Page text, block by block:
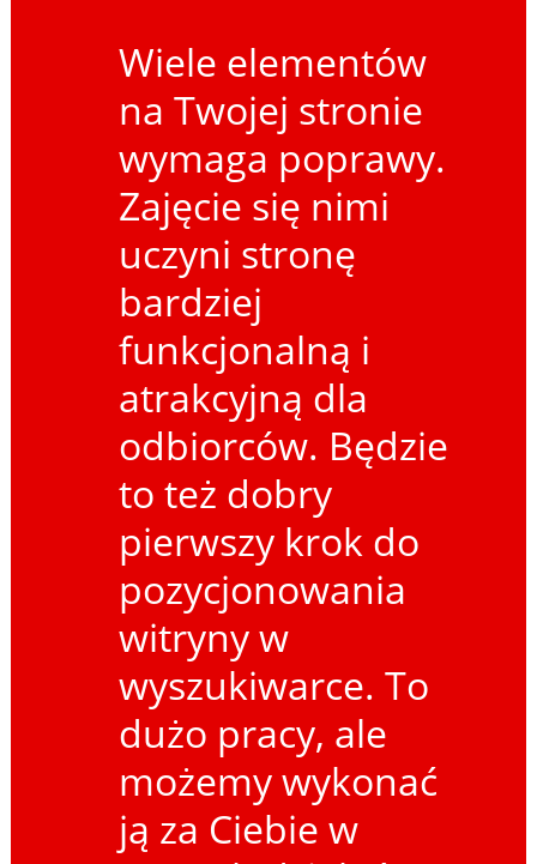
Wiele elementów
na Twojej stronie
wymaga poprawy.
Zajęcie się nimi
uczyni stronę
bardziej
funkcjonalną i
atrakcyjną dla
odbiorców. Będzie
to też dobry
pierwszy krok do
pozycjonowania
witryny w
wyszukiwarce. To
dużo pracy, ale
możemy wykonać
ją za Ciebie w